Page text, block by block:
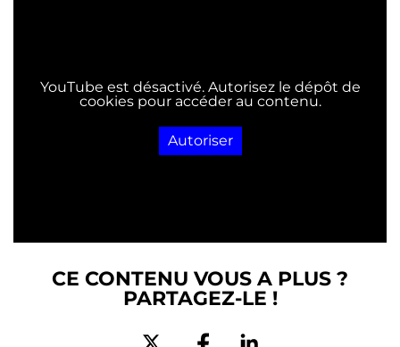
YouTube est désactivé. Autorisez le dépôt de
cookies pour accéder au contenu.
Autoriser
CE CONTENU VOUS A PLUS ?
PARTAGEZ-LE !